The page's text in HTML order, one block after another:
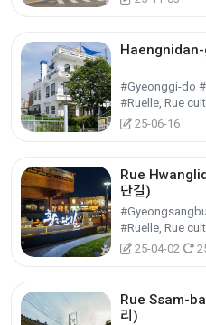
Haengnidan-
#Gyeonggi-do
25-06-16
Rue
단길)
25-04-02
Rue Ssam-
리)